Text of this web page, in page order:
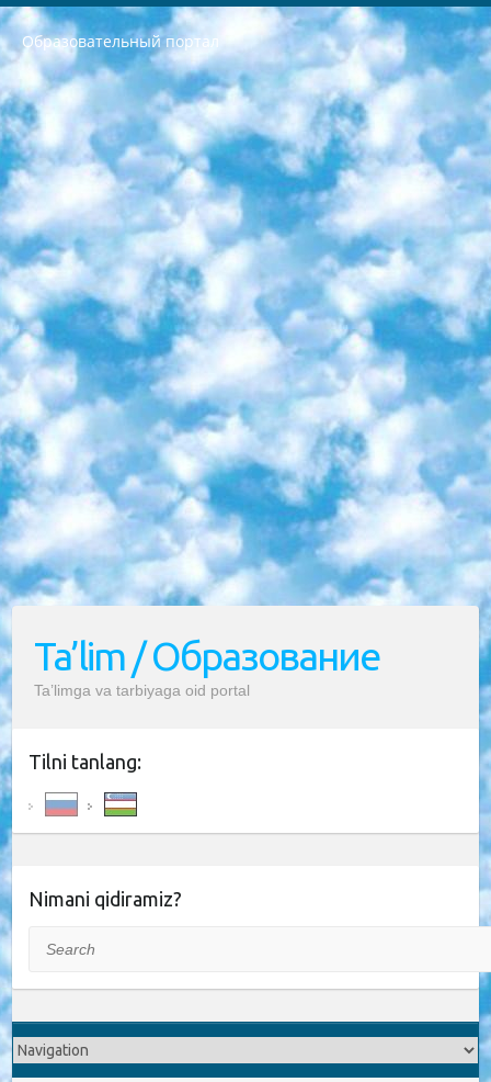
Образовательный портал
РЕСПУБЛИКА УЗБЕКИСТАН МИНИСТРЕРСТВО ДОШКОЛЬНОГО И ШКОЛЬНОГО ОБРАЗОВАНИЯ КОМАНДА в общеобразовательных учреждениях в 2023-2024 учебном году организация и проведение итоговой государственной аттестации обучающихся о Министра дошкольного и школьного образования Республики Узбекистан от 4 марта 2008 года (постановлением Минюста от 20 марта 2008 года № 1778 государственной регистрации) «Итоговое состояние учащихся общего среднего образования на основании положения об утверждении положения об аттестации общего среднего образования выпускной экзамен студентов в образовательных учреждениях в 2023-2024 учебном году В целях организации и прохождения аттестации приказываю: 1. Следующее: перечень предметов, по которым будет проводиться итоговая государственная аттестация и экзамен формы перевода согласно приложению 1; сертификаты международного образца, оценивающие уровень владения иностранными языками перечень согласно приложению 2; 2. Педагогический при специализированных образовательных учреждениях. научно-практический центр квалификации и международной оценки (Д.Давидова) 2024 г. До 25 марта: задания по предметам, по которым будет проводиться итоговая аттестация разработка и утверждение технических условий; итоговая аттестация на основании разработанного предметного задания разработка вопросов по предметам (устно и письменно), экзамен передача; общеобразовательные средние школы и специальные учебные заведения учащиеся выпускных классов школ и интернатов в агентской системе подготовка базы данных экзаменационных материалов и критериев оценки; перевод базы экзаменационных материалов на все языки обучения подать в Республиканский образовательный центр для изготовления; варианты экзаменов на основе разработанных контрольных материалов пусть будут поставлены задачи формирования. 3. Республиканский образовательный центр (Ш.Худайкулов) до 5 апреля 2024 года. до: база данных предоставленных экзаменационных материалов на все языки обучения перевод и экспертиза; для слепых, слабовидящих, глухих, слабослышащих и умственно отсталых детей учащиеся выпускных классов специализированных школ и школ-интернатов база данных экзаменационных материалов на всех преподаваемых языках подготовка критериев оценки; специализированные школы для умственно отсталых детей и технологии для учащихся выпускных классов школ-интернатов разработка соответствующих рекомендаций и критериев проведения ЕГЭ по естествознанию давать задания. 4. Педагогический при специализированных образовательных учреждениях. Научно-практический центр навыков и международной оценки (Д.Давидова), Республика образовательный центр (Худайкулов Ш.) итоговый государственный аттестационный экзамен ориентирован на творческое и логическое мышление при подготовке базы материалов учитывать введение заданий. 5. Следует отметить, что: сертификат государственного образца о знании общеобразовательного предмета и как минимум национальный уровень B1 по предметам на иностранных языках, указанным в Приложении 2. или международно признанный сертификат эквивалентного уровня студенты, изучающие определенный предмет, освобождаются от экзамена; по соответствующим предметам запланирована итоговая государственная аттестация за день до дня, путем жеребьевки Рабочей группой (в письменной форме по предметам, проводимым в форме) из числа сформированных вариантов выбрано 2 варианта; 2 выбранных варианта экзамена анонсированы на официальном сайте министерства и все выпускники по всей стране на основе этих вариантов проводит итоговую государственную аттестацию. 6. Государственное образование учащихся средних общеобразовательных учреждений. знания в соответствии с квалификационными требованиями, которые необходимо приобрести на основании стандартов итоговый (выпускной) контроль для 9 и 11 классов в целях тестирования Экзамены (далее – экзамены) состоят из предметов, перечисленных в приложении 1. будет сделано. 7. Экзамены пройдут с 26 мая по 15 июня 2024 г. (кроме науки физического воспитания). 8. Физическая для учащихся 9 классов общесредних образовательных учреждений. Экзамены по предмету «Образование, квалификация медицина» 1-6 мая 2024 года. сотрудники перевести под присмотр (с отклонениями в физическом или умственном развитии) специализированная школа для детей, школы-интернаты и со сколиозом школы-интернаты санаторного типа для больных детей исключены). 9. Он был слепым, слабовидящим и имел нарушения опорно-двигательного аппарата. экзамены в специализированных школах и интернатах для детей должны проводиться исходя из требований, предъявляемых к общеобразовательным учреждениям (физкультура кроме науки). 10. Специализированная школа для глухих и слабослышащих детей. и экзамены в интернатах и быть реализован в виде письменного теста по математике. 11. Специальность для умственно отсталых детей. Для 9 класса Родной язык и литературное письмо Государственный язык (язык обучения – узбекский). для неклассов) написано Математическое письмо Письменная/устная история Узбекистана Физическое воспитание практично Итоговый контроль Для 11 класса Написание родного языка и литературы (эссе) Математическое письмо Узбекский язык (обучение на узбекском языке) не посещающее общее среднее образование для учреждений)/Образовательное учреждение выбор письменный и устный Иностранный язык письменный/устный Письменная/устная история Узбекистана *По выбору студента:  Химия  Физика  Основы государственного права  География 10 бесплатных образовательных ресурсов - Мы составили подборку онлайн-проектов с интерактивными упражнениями, видеолекциями и статьями. Они помогут вам обрести новые и освежить старые знания бесплатно. 1. «ИНТУИТ» Старейшая образовательная площадка Рунета. Здесь вы найдёте сотни текстовых и видеокурсов на десятки различных тем — от программирования до психологии. Многие курсы подготовлены российскими университетами и крупными международными компаниями вроде Intel и Microsoft. Самостоятельное обучение бесплатное, но желающие могут оплатить услуги персональных наставников. 2. «Смартия» знакомит с актуальными профессиями и подсказывает, как им обучаться. Выбрав заинтересовавшую вас специальность — SMM-специалист, фотограф, веб-дизайнер или другую, — увидите список необходимых для неё умений. Чтобы вы могли освоить их самостоятельно, для каждого умения площадка отображает подборку ссылок на учебные материалы. Хотя «Смартия» ориентируется на русскоязычную аудиторию, часть контента всё же доступна только на английском. 3. «Лекторий Физтеха» Проект Московского физико-технического института (Физтеха). С его помощью вы можете смотреть онлайн серии лекций, записанные на видео в этом вузе. В числе доступных предметов — физика, биология, химия, информационные технологии и другие. К некоторым лекциям администрация ресурса прилагает готовые конспекты, которые можно скачивать в PDF-формате. 4. ITMOcourses Онлайн-площадка Санкт-Петербургского национального исследовательского университета информационных технологий, механики и оптики (ИТМО). Ресурс предоставляет свободный доступ к курсам, разработанным в этом вузе. Каталог материалов разбит на четыре категории: «Оптические системы и технологии», «Приборостроение и робототехника», «Информационные технологии» и «Биотехнологии». Курсы состоят из видеолекций, интерактивных демонстраций и заданий. 5. «КиберЛенинка» Электронная научная библиотека открытого доступа. Каталог площадки регулярно обрастает текстами статей из различных научных изданий. Сгруппированные по журналам и рубрикам публикации можно читать онлайн или скачивать целиком в PDF-формате. Проект нацелен на популяризацию науки за счёт открытого доступа к качественной информации. 6. «ПостНаука» На этом ресурсе публикуют подборки видеолекций, составленные экспертами из разных отраслей и объединённые общими темами. Среди них, к примеру, есть серии «Биоинформатика и геномика», «Культура средневековой Скандинавии» и Cinema Studies о теории кино. Каждая подборка лекций — логически связанная история, рассказанная экспертом от первого лица. Кроме того, на сайте появляются научно-образовательные статьи и тесты на разные темы. 7. «Newочём» Команда проекта «Newочём» отбирает самые интересные тексты из англоязычных СМИ и переводит те из них, за которые голосуют участники сообщества «ВКонтакте». По большей части это научно-популярные статьи. Редакторы придумывают лишь заголовки, в остальном содержание переводов соответствует оригиналам. Полные тексты можно читать прямо в социальной сети. 8. InternetUrok Онлайн-база материалов по основным дисциплинам школьной программы. Информация на сайте структурирована по классам, предметам и темам (урокам). Каждый урок состоит из видеолекций и конспектов. Есть также интерактивные тренажёры и тесты для закрепления пройденного материала. Даже если вы давно окончили школу, возможность повторить программу старших классов всегда может пригодиться. 9. Edutainme Ещё один ресурс об образовании. В отличие от Newtonew, как мне кажется, Edutainme больше ориентируется на представителей индустрии: педагогов, предпринимателей, разработчиков образовательных проектов. Но и любой, кто просто стремится к саморазвитию, найдёт на сайте много полезного и интересного для себя. Например, информацию о новых курсах и образовательных сервисах. 10. Newtonew Онлайн-медиа об образовании и обучении в широком смысле. Авторы Newtonew пишут об инструментах, заведениях, тактиках и стратегиях, которые помогают учить других и получать новые знания самостоятельно. На этой площадке вы найдёте новости, обзоры, аналитические мат
Ta’lim / Образование
Ta’limga va tarbiyaga oid portal
Tilni tanlang:
Nimani qidiramiz?